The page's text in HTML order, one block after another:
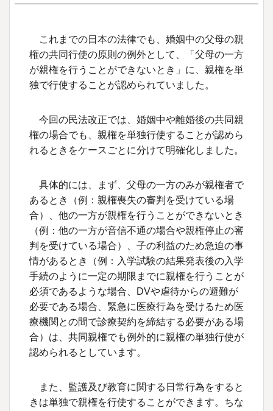
これまでの日本の法律でも、婚姻中の父母の親
権の共同行使の原則の例外として、「父母の一方
が親権を行うことができないとき」に、親権を単
独で行使することが認められていました。
今回の民法改正では、婚姻中や離婚後の共同親
権の場合でも、親権を単独行使することが認めら
れるときをケースごとに分けて明確化しました。
具体的には、まず、父母の一方のみが親権者で
あるとき（例：親権喪失の審判を受けている場
合）、他の一方が親権を行うことができないとき
（例：他の一方が音信不通の場合や親権停止の審
判を受けている場合）、子の利益のため急迫の事
情があるとき（例：入学試験の結果発表後の入学
手続のように一定の期限までに親権を行うことが
必須であるような場合、
DVや虐待からの避難が
必要である場合、緊急に医療行為を受けるため医
療機関との間で診療契約を締結する必要がある場
合）は、共同親権でも例外的に親権の単独行使が
認められるとしています。
また、監護及び教育に関する日常行為をすると
きは単独で親権を行使することができます。ちな